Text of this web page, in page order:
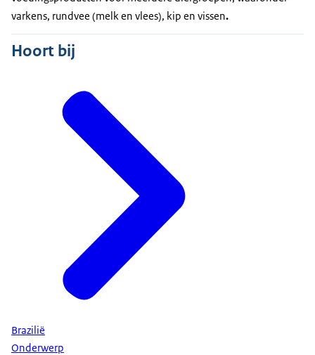
varkens, rundvee (melk en vlees), kip en vissen.
Hoort bij
Brazilië
Onderwerp